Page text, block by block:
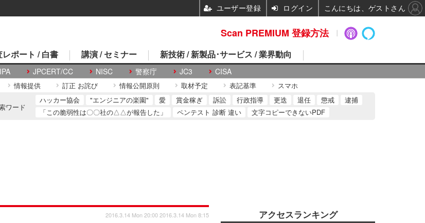
IPA JPCERT/CC NISC 警察庁 JC3 CISA
レポート / 白書 講演 / セミナー 新技術 / 新製品･サービス / 業界動向
情報提供 訂正 お詫び 情報公開原則 取材予定 表記基準 スマホ
ワード
ハッカー協会 "エンジニアの楽園" 愛 賞金稼ぎ 訴訟 行政指導 更迭 退任 懲戒
逮捕
「この脆弱性は〇〇社の△△が報告した」
ペンテスト 診断 違い 文字コピーできないPDF
2016.3.14 Mon 20:00 2016.3.14 Mon 8:15 アクセスランキング
Scan PREMIUM 登録方法
ユーザー登録 ログイン こんにちは、ゲストさん